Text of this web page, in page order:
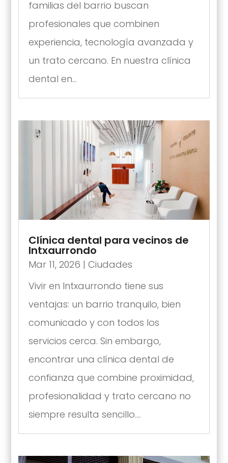
familias del barrio buscan
profesionales que combinen
experiencia, tecnología avanzada y
un trato cercano. En nuestra clínica
dental en...
Clínica dental para vecinos de
Intxaurrondo
Mar 11, 2026 | Ciudades
Vivir en Intxaurrondo tiene sus
ventajas: un barrio tranquilo, bien
comunicado y con todos los
servicios cerca. Sin embargo,
encontrar una clínica dental de
confianza que combine proximidad,
profesionalidad y trato cercano no
siempre resulta sencillo....